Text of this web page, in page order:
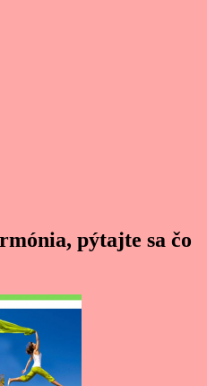
pýtajte sa čo